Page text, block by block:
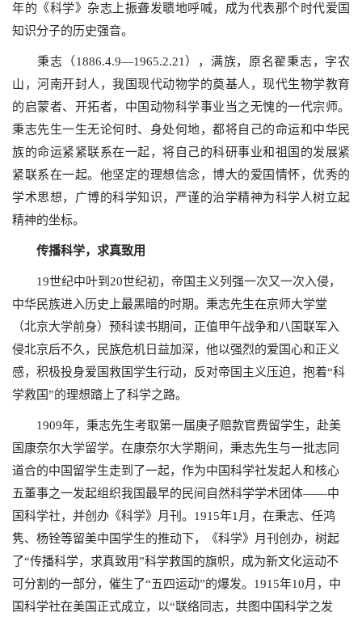
年的《科学》杂志上振聋发聩地呼喊，成为代表那个时代爱国
知识分子的历史强音。
秉志（ 1886.4.9—1965.2.21 ），满族，原名翟秉志，字农
山，河南开封人，我国现代动物学的奠基人，现代生物学教育
的启蒙者、开拓者，中国动物科学事业当之无愧的一代宗师。
秉志先生一生无论何时、身处何地，都将自己的命运和中华民
族的命运紧紧联系在一起，将自己的科研事业和祖国的发展紧
紧联系在一起。他坚定的理想信念，博大的爱国情怀，优秀的
学术思想，广博的科学知识，严谨的治学精神为科学人树立起
精神的坐标。
传播科学，求真致用
19世纪中叶到 20世纪初，帝国主义列强一次又一次入侵，
中华民族进入历史上最黑暗的时期。秉志先生在京师大学堂
（北京大学前身）预科读书期间，正值甲午战争和八国联军入
侵北京后不久，民族危机日益加深，他以强烈的爱国心和正义
感，积极投身爱国救国学生行动，反对帝国主义压迫，抱着“科
学救国”的理想踏上了科学之路。
1909年，秉志先生考取第一届庚子赔款官费留学生，赴美
国康奈尔大学留学。在康奈尔大学期间，秉志先生与一批志同
道合的中国留学生走到了一起，作为中国科学社发起人和核心
五董事之一发起组织我国最早的民间自然科学学术团体——中
国科学社，并创办《科学》月刊。 1915年1 月，在秉志、任鸿
隽、杨铨等留美中国学生的推动下，《科学》月刊创办，树起
了“传播科学，求真致用”科学救国的旗帜，成为新文化运动不
可分割的一部分，催生了“五四运动”的爆发。 1915年10月，中
国科学社在美国正式成立，以“联络同志，共图中国科学之发